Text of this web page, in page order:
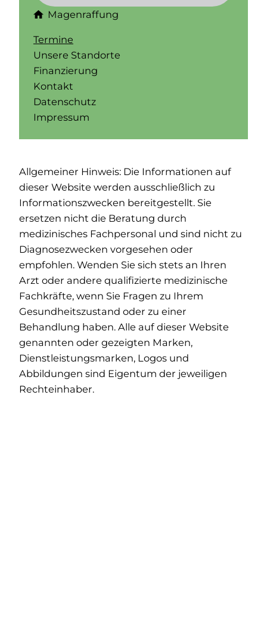
Magenraffung
Termine
Unsere Standorte
Finanzierung
Kontakt
Datenschutz
Impressum
Allgemeiner Hinweis: Die Informationen auf
dieser Website werden ausschließlich zu
Informationszwecken bereitgestellt. Sie
ersetzen nicht die Beratung durch
medizinisches Fachpersonal und sind nicht zu
Diagnosezwecken vorgesehen oder
empfohlen. Wenden Sie sich stets an Ihren
Arzt oder andere qualifizierte medizinische
Fachkräfte, wenn Sie Fragen zu Ihrem
Gesundheitszustand oder zu einer
Behandlung haben. Alle auf dieser Website
genannten oder gezeigten Marken,
Dienstleistungsmarken, Logos und
Abbildungen sind Eigentum der jeweiligen
Rechteinhaber.